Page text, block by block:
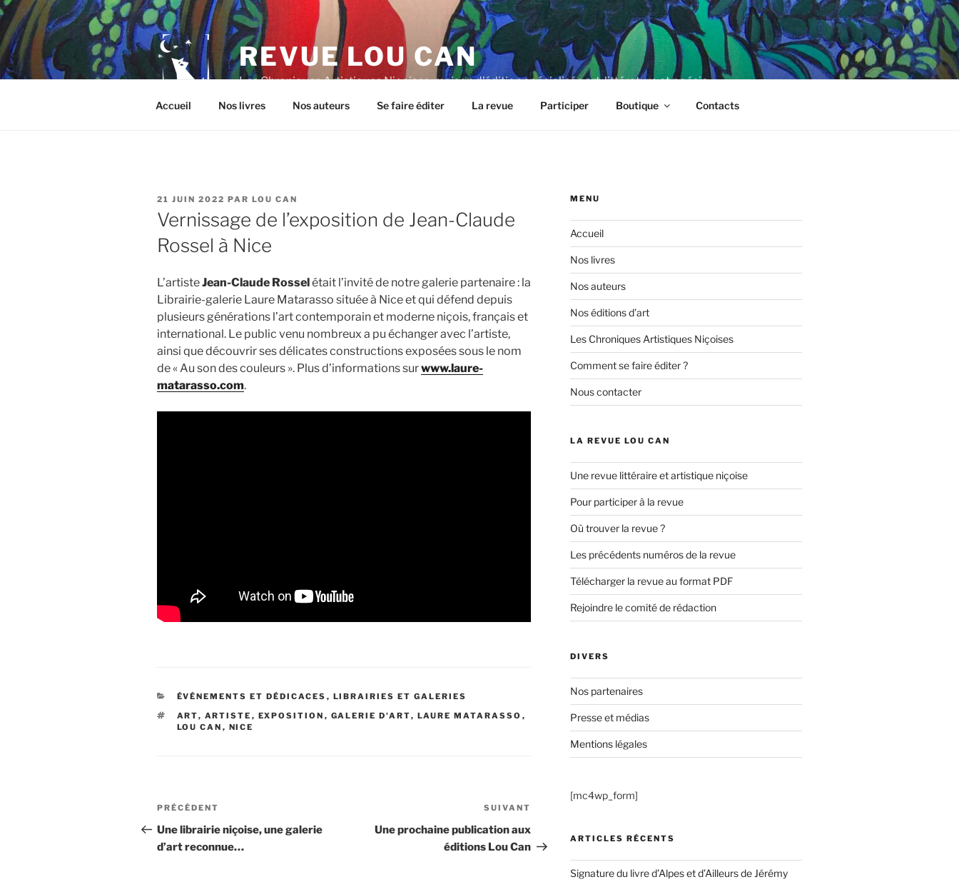
Aller
au
contenu
principal
REVUE LOU CAN
Les Chroniques Artistiques Niçoises, maison d'édition spécialisée art, littérature et poésie
Accueil Nos livres Nos auteurs Se faire éditer La revue Participer Boutique Contacts
PUBLIÉ
LE
21 JUIN 2022 PAR LOU CAN
Vernissage de l’exposition de Jean-Claude
Rossel à Nice
L’artisteJean-Claude Rossel était l’invité de notre galerie partenaire : la
Librairie-galerie Laure Matarasso située à Nice et qui défend depuis
plusieurs générations l’art contemporain et moderne niçois, français et
international. Le public venu nombreux a pu échanger avec l’artiste,
ainsi que découvrir ses délicates constructions exposées sous le nom
de « Au son des couleurs ». Plus d’informations surwww.laure-
matarasso.com.
CATÉGORIES
ÉVÉNEMENTS ET DÉDICACES , LIBRAIRIES ET GALERIES
ÉTIQUETTES
ART, ARTISTE , EXPOSITION , GALERIE D'ART, LAURE MATARASSO ,
LOU CAN , NICE
Navigation
de
l’article
Article
précédent
PRÉCÉDENT
Une librairie niçoise, une galerie
d’art reconnue…
suivant
SUIVANT
Une prochaine publication aux
éditions Lou Can
MENU
Accueil
Nos livres
Nos auteurs
Nos éditions d’art
Les Chroniques Artistiques Niçoises
Comment se faire éditer ?
Nous contacter
LA REVUE LOU CAN
Une revue littéraire et artistique niçoise
Pour participer à la revue
Où trouver la revue ?
Les précédents numéros de la revue
Télécharger la revue au format PDF
Rejoindre le comité de rédaction
DIVERS
Nos partenaires
Presse et médias
Mentions légales
[mc4wp_form]
ARTICLES RÉCENTS
Signature du livre d’Alpes et d’Ailleurs de Jérémy